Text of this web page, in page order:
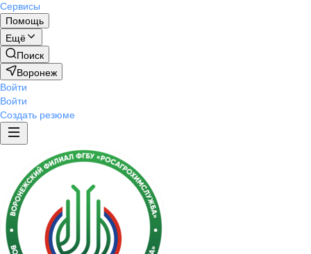
Сервисы
Помощь
Ещё
Поиск
Воронеж
Войти
Войти
Создать резюме